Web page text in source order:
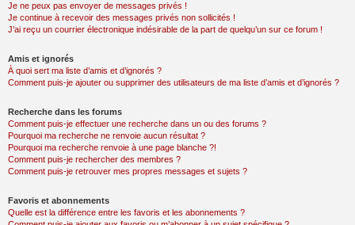
Je ne peux pas envoyer de messages privés !
Je continue à recevoir des messages privés non sollicités !
J’ai reçu un courrier électronique indésirable de la part de quelqu’un sur ce forum !
Amis et ignorés
À quoi sert ma liste d’amis et d’ignorés ?
Comment puis-je ajouter ou supprimer des utilisateurs de ma liste d’amis et d’ignorés ?
Recherche dans les forums
Comment puis-je effectuer une recherche dans un ou des forums ?
Pourquoi ma recherche ne renvoie aucun résultat ?
Pourquoi ma recherche renvoie à une page blanche ?!
Comment puis-je rechercher des membres ?
Comment puis-je retrouver mes propres messages et sujets ?
Favoris et abonnements
Quelle est la différence entre les favoris et les abonnements ?